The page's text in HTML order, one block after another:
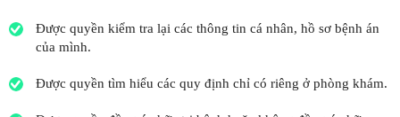
Được quyền kiểm tra lại các thông tin cá nhân, hồ sơ bệnh án
của mình.
Được quyền tìm hiểu các quy định chỉ có riêng ở phòng khám.